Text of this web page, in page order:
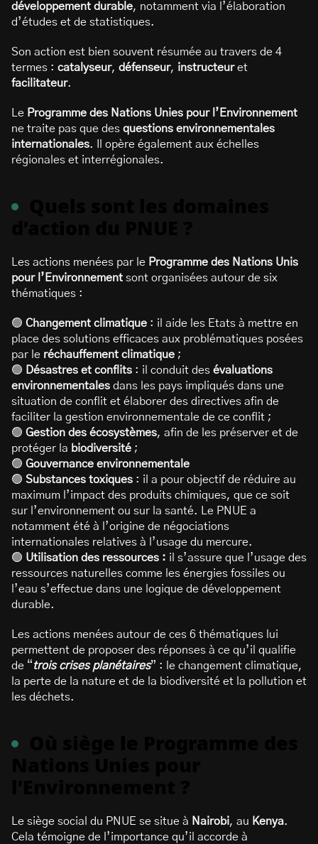
développement durable, notamment via l’élaboration
d’études et de statistiques.
Son action est bien souvent résumée au travers de 4
termes : catalyseur, défenseur, instructeuret
facilitateur.
Le Programme des Nations Unies pour l’Environnement
ne traite pas que des questions environnementales
internationales. Il opère également aux échelles
régionales et interrégionales.
Les actions menées par le Programme des Nations Unis
pour l’Environnement sont organisées autour de six
thématiques :
🟢 Changement climatique : il aide les Etats à mettre en
place des solutions efficaces aux problématiques posées
par le réchauffement climatique ;
🟢 Désastres et conflits : il conduit des évaluations
environnementales dans les pays impliqués dans une
situation de conflit et élaborer des directives afin de
faciliter la gestion environnementale de ce conflit ;
🟢 Gestion des écosystèmes, afin de les préserver et de
protéger la biodiversité ;
🟢 Gouvernance environnementale
🟢 Substances toxiques : il a pour objectif de réduire au
maximum l’impact des produits chimiques, que ce soit
sur l’environnement ou sur la santé. Le PNUE a
notamment été à l’origine de négociations
internationales relatives à l’usage du mercure.
🟢 Utilisation des ressources : il s’assure que l’usage des
ressources naturelles comme les énergies fossiles ou
l’eau s’effectue dans une logique de développement
durable.
Les actions menées autour de ces 6 thématiques lui
permettent de proposer des réponses à ce qu’il qualifie
de “trois crises planétaires” : le changement climatique,
la perte de la nature et de la biodiversité et la pollution et
les déchets.
Le siège social du PNUE se situe à Nairobi, au Kenya.
Cela témoigne de l’importance qu’il accorde à